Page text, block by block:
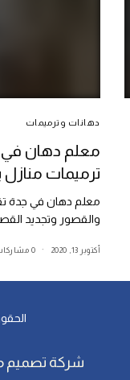
دهانات وترميمات
ترميمات منازل
معلم دهان في جدة
والقصور وتجديد
أكتوبر 13, 2020 0 مشاركات
شركة تصميم